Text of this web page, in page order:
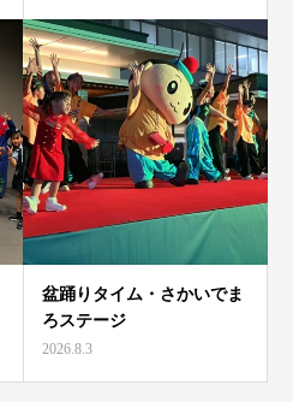
盆踊りタイム・さかいでま
ろステージ
2026.8.3